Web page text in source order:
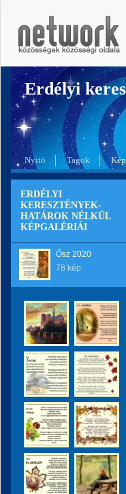
Erdélyi
Nyitó Tagok
ERDÉLYI
KERESZTÉNYEK-
HATÁROK NÉLKÜL
KÉPGALÉRIÁI
Ősz 2020
78 kép